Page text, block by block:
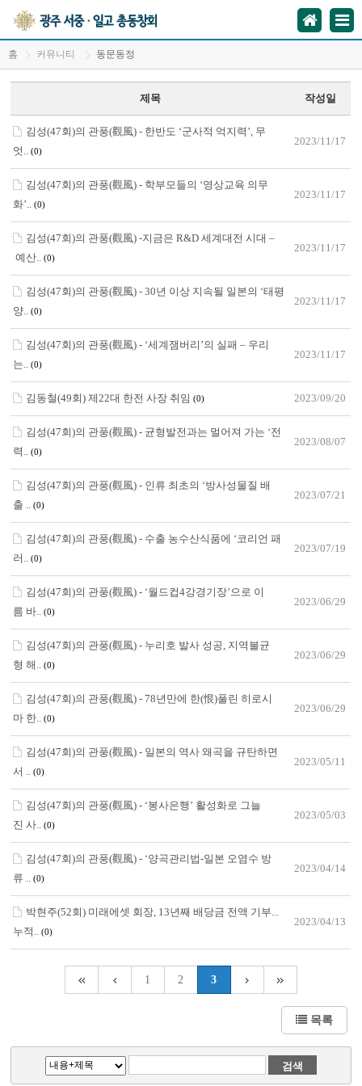
홈 커뮤니티 동문동정
제목 작성일
김성(47회)의 관풍(觀風) - 한반도 ‘군사적 억지력’, 무
엇..(0)
2023/11/17
김성(47회)의 관풍(觀風) - 학부모들의 ‘영상교육 의무
화’..(0)
2023/11/17
김성(47회)의 관풍(觀風) -지금은 R&D 세계대전 시대 –
예산..(0)
2023/11/17
김성(47회)의 관풍(觀風) - 30년 이상 지속될 일본의 ‘태평
양..(0)
2023/11/17
김성(47회)의 관풍(觀風) - ‘세계잼버리’의 실패 – 우리
는..(0)
2023/11/17
김동철(49회) 제22대 한전 사장 취임(0) 2023/09/20
김성(47회)의 관풍(觀風) - 균형발전과는 멀어져 가는 ‘전
력..(0)
2023/08/07
김성(47회)의 관풍(觀風) - 인류 최초의 ‘방사성물질 배
출 ..(0)
2023/07/21
김성(47회)의 관풍(觀風) - 수출 농수산식품에 ‘코리언 패
러..(0)
2023/07/19
김성(47회)의 관풍(觀風) - ‘월드컵4강경기장’으로 이
름 바..(0)
2023/06/29
김성(47회)의 관풍(觀風) - 누리호 발사 성공, 지역불균
형 해..(0)
2023/06/29
김성(47회)의 관풍(觀風) - 78년만에 한(恨)풀린 히로시
마 한..(0)
2023/06/29
김성(47회)의 관풍(觀風) - 일본의 역사 왜곡을 규탄하면
서 ..(0)
2023/05/11
김성(47회)의 관풍(觀風) - ‘봉사은행’ 활성화로 그늘
진 사..(0)
2023/05/03
김성(47회)의 관풍(觀風) - ‘양곡관리법-일본 오염수 방
류 ..(0)
2023/04/14
박현주(52회) 미래에셋 회장, 13년째 배당금 전액 기부...
누적..(0)
2023/04/13
1 2 3
목록